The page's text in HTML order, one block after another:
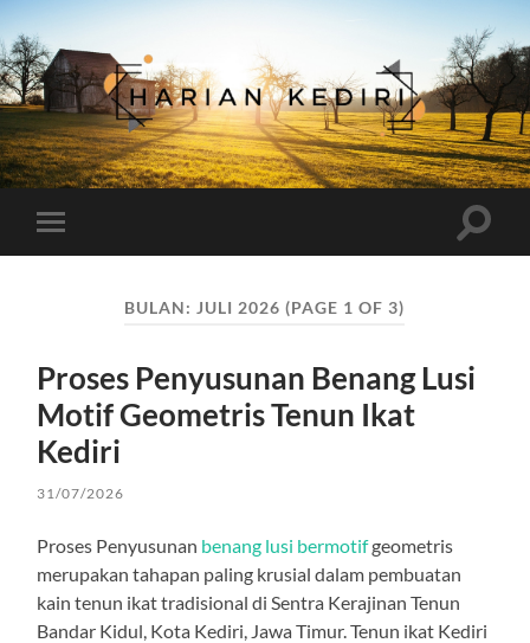
Harian
Kediri
mobile
Toggle
BULAN: JULI 2026 (PAGE 1 OF 3)
Proses Penyusunan Benang Lusi
Motif Geometris Tenun Ikat
Kediri
31/07/2026
Proses Penyusunan benang lusi bermotifgeometris
merupakan tahapan paling krusial dalam pembuatan
kain tenun ikat tradisional di Sentra Kerajinan Tenun
Bandar Kidul, Kota Kediri, Jawa Timur. Tenun ikat Kediri